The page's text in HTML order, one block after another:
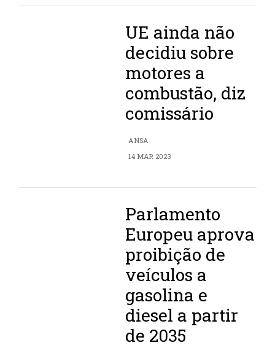
UE ainda não
decidiu sobre
motores a
combustão, diz
comissário
ANSA
14 MAR 2023
Parlamento
Europeu aprova
proibição de
veículos a
gasolina e
diesel a partir
de 2035